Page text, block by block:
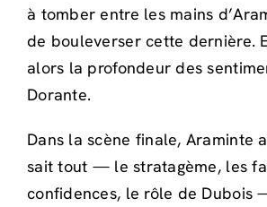
à tomber entre les mains
de bouleverser cette dernière.
alors la profondeur des
Dorante.
Dans la scène finale, Araminte
sait tout — le stratagème, les
confidences, le rôle de Dubois